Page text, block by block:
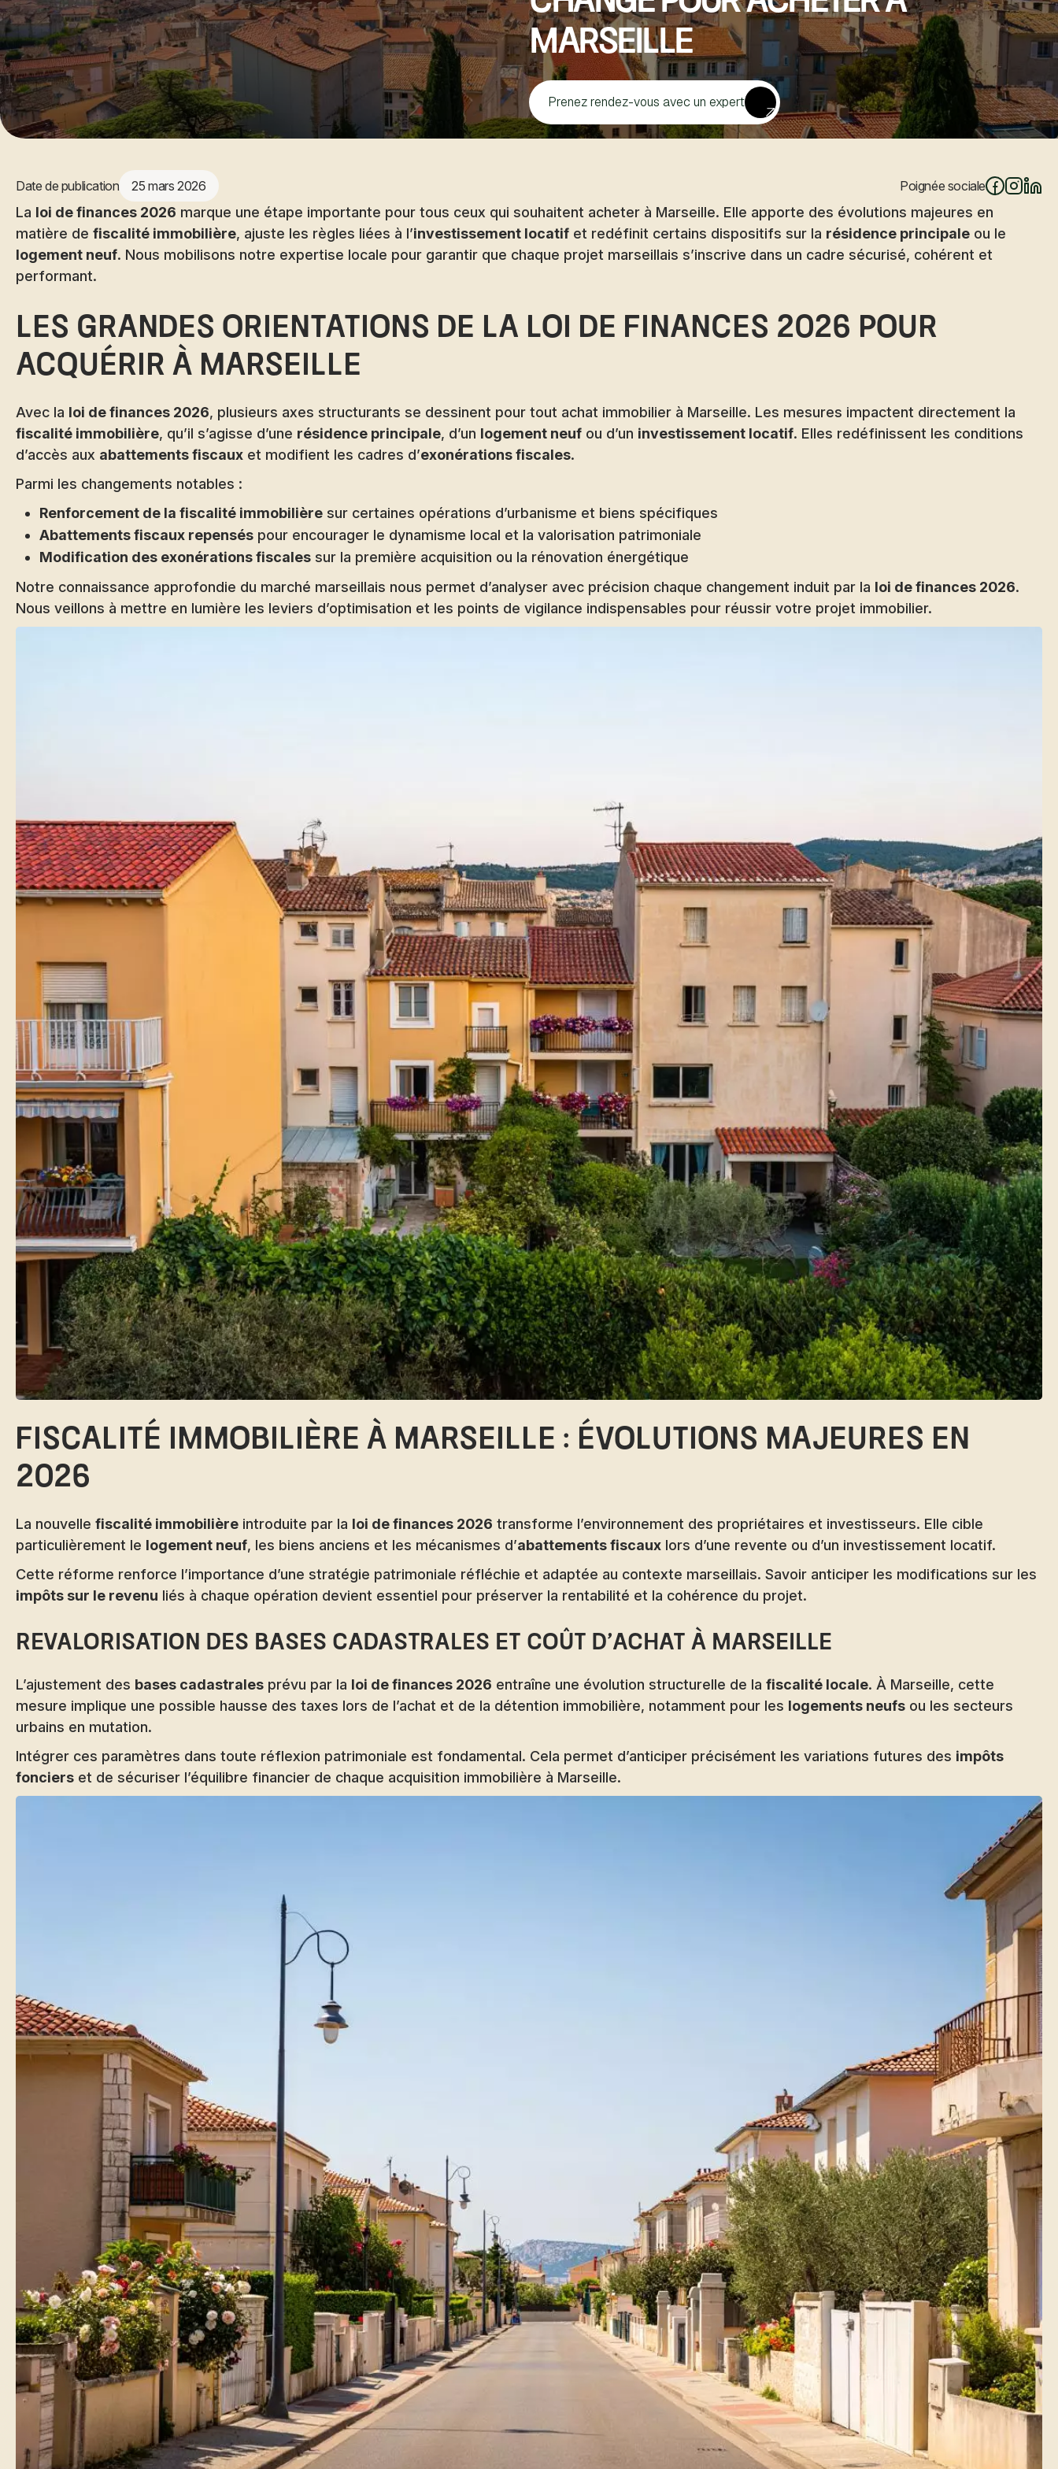
Marseille
Prenez rendez-vous avec un expert
Date de publication 25 mars 2026 Poignée sociale
La loi de finances 2026 marque une étape importante pour tous ceux qui souhaitent acheter à Marseille. Elle apporte des évolutions majeures en
matière de fiscalité immobilière, ajuste les règles liées à l’investissement locatif et redéfinit certains dispositifs sur la résidence principale ou le
logement neuf. Nous mobilisons notre expertise locale pour garantir que chaque projet marseillais s’inscrive dans un cadre sécurisé, cohérent et
performant.
Les grandes orientations de la loi de finances 2026 pour
acquérir à Marseille
Avec la loi de finances 2026, plusieurs axes structurants se dessinent pour tout achat immobilier à Marseille. Les mesures impactent directement la
fiscalité immobilière, qu’il s’agisse d’une résidence principale, d’un logement neuf ou d’un investissement locatif. Elles redéfinissent les conditions
d’accès aux abattements fiscaux et modifient les cadres d’exonérations fiscales.
Parmi les changements notables :
Renforcement de la fiscalité immobilière sur certaines opérations d’urbanisme et biens spécifiques
Abattements fiscaux repensés pour encourager le dynamisme local et la valorisation patrimoniale
Modification des exonérations fiscales sur la première acquisition ou la rénovation énergétique
Notre connaissance approfondie du marché marseillais nous permet d’analyser avec précision chaque changement induit par la loi de finances 2026.
Nous veillons à mettre en lumière les leviers d’optimisation et les points de vigilance indispensables pour réussir votre projet immobilier.
Fiscalité immobilière à Marseille : évolutions majeures en
2026
La nouvelle fiscalité immobilière introduite par la loi de finances 2026 transforme l’environnement des propriétaires et investisseurs. Elle cible
particulièrement le logement neuf, les biens anciens et les mécanismes d’abattements fiscaux lors d’une revente ou d’un investissement locatif.
Cette réforme renforce l’importance d’une stratégie patrimoniale réfléchie et adaptée au contexte marseillais. Savoir anticiper les modifications sur les
impôts sur le revenu liés à chaque opération devient essentiel pour préserver la rentabilité et la cohérence du projet.
Revalorisation des bases cadastrales et coût d’achat à Marseille
L’ajustement des bases cadastrales prévu par la loi de finances 2026 entraîne une évolution structurelle de la fiscalité locale. À Marseille, cette
mesure implique une possible hausse des taxes lors de l’achat et de la détention immobilière, notamment pour les logements neufs ou les secteurs
urbains en mutation.
Intégrer ces paramètres dans toute réflexion patrimoniale est fondamental. Cela permet d’anticiper précisément les variations futures des impôts
fonciers et de sécuriser l’équilibre financier de chaque acquisition immobilière à Marseille.